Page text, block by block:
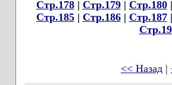
Стр.178| Стр.179| Стр.180
Стр.185| Стр.186| Стр.187
<< Назад |